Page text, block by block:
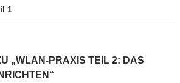
1
„WLAN-PRAXIS TEIL 2: DAS